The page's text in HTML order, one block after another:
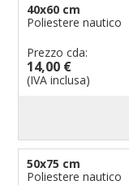
40x60 cm
Poliestere nautico
Prezzo cda:
14,00 €
(IVA inclusa)
50x75 cm
Poliestere nautico